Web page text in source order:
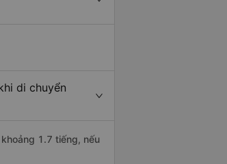
di chuyển
1.7 tiếng, nếu